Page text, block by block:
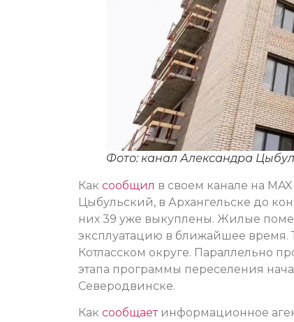
Фото: канал Александра
Как сообщил в своем канале на
Цыбульский, в Архангельске до
них 39 уже выкуплены. Жилые
эксплуатацию в ближайшее время.
Котласском округе. Параллельно
этапа программы переселения
Северодвинске.
Как сообщает информационное